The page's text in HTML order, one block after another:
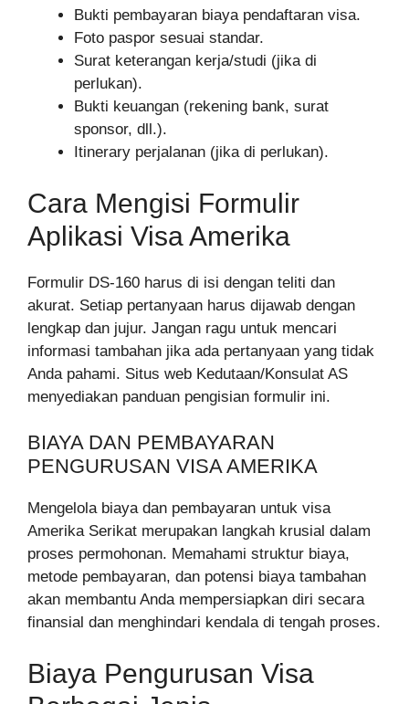
Bukti pembayaran biaya pendaftaran visa.
Foto paspor sesuai standar.
Surat keterangan kerja/studi (jika di
perlukan).
Bukti keuangan (rekening bank, surat
sponsor, dll.).
Itinerary perjalanan (jika di perlukan).
Cara Mengisi Formulir
Aplikasi Visa Amerika
Formulir DS-160 harus di isi dengan teliti dan
akurat. Setiap pertanyaan harus dijawab dengan
lengkap dan jujur. Jangan ragu untuk mencari
informasi tambahan jika ada pertanyaan yang tidak
Anda pahami. Situs web Kedutaan/Konsulat AS
menyediakan panduan pengisian formulir ini.
BIAYA DAN PEMBAYARAN
PENGURUSAN VISA AMERIKA
Mengelola biaya dan pembayaran untuk visa
Amerika Serikat merupakan langkah krusial dalam
proses permohonan. Memahami struktur biaya,
metode pembayaran, dan potensi biaya tambahan
akan membantu Anda mempersiapkan diri secara
finansial dan menghindari kendala di tengah proses.
Biaya Pengurusan Visa